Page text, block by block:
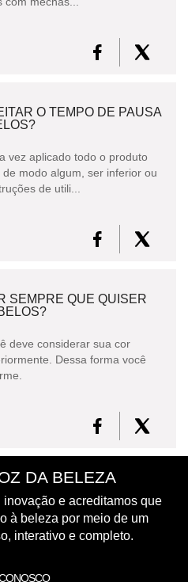
O TEMPO DE PAUSA
vez aplicado todo o produto
modo algum, ser inferior ou
de utili...
SEMPRE QUE QUISER
deve considerar sua cor
Dessa forma você
DA BELEZA
e acreditamos que
à beleza por meio de um
interativo e completo.